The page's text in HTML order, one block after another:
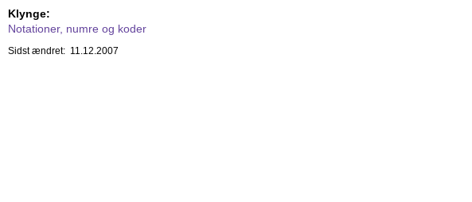
Klynge:
Notationer, numre og koder
Sidst ændret: 11.12.2007